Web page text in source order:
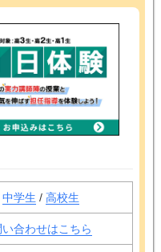
中学生 / 高校生
合わせはこちら